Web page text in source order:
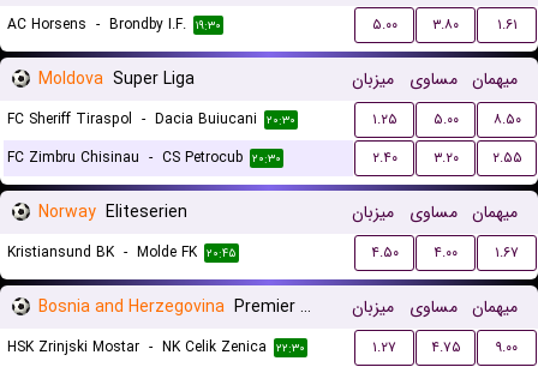
AC Horsens - Brondby I.F. ۱۹:۳۰ ۵.۰۰ ۳.۸۰ ۱.۶۱
Moldova Super Liga میزبان مساوی میهمان
FC Sheriff Tiraspol - Dacia Buiucani ۲۰:۳۰ ۱.۲۵ ۵.۰۰
۸.۵۰
FC Zimbru Chisinau - CS Petrocub ۲۰:۳۰ ۲.۴۰ ۳.۲۰ ۲.۵۵
Norway Eliteserien میزبان مساوی میهمان
Kristiansund BK - Molde FK ۲۰:۴۵ ۴.۵۰ ۴.۰۰ ۱.۶۷
Bosnia and Herzegovina Premier Liga میزبان مساوی میهمان
HSK Zrinjski Mostar - NK Celik Zenica ۲۲:۳۰ ۱.۲۷ ۴.۷۵
۹.۰۰